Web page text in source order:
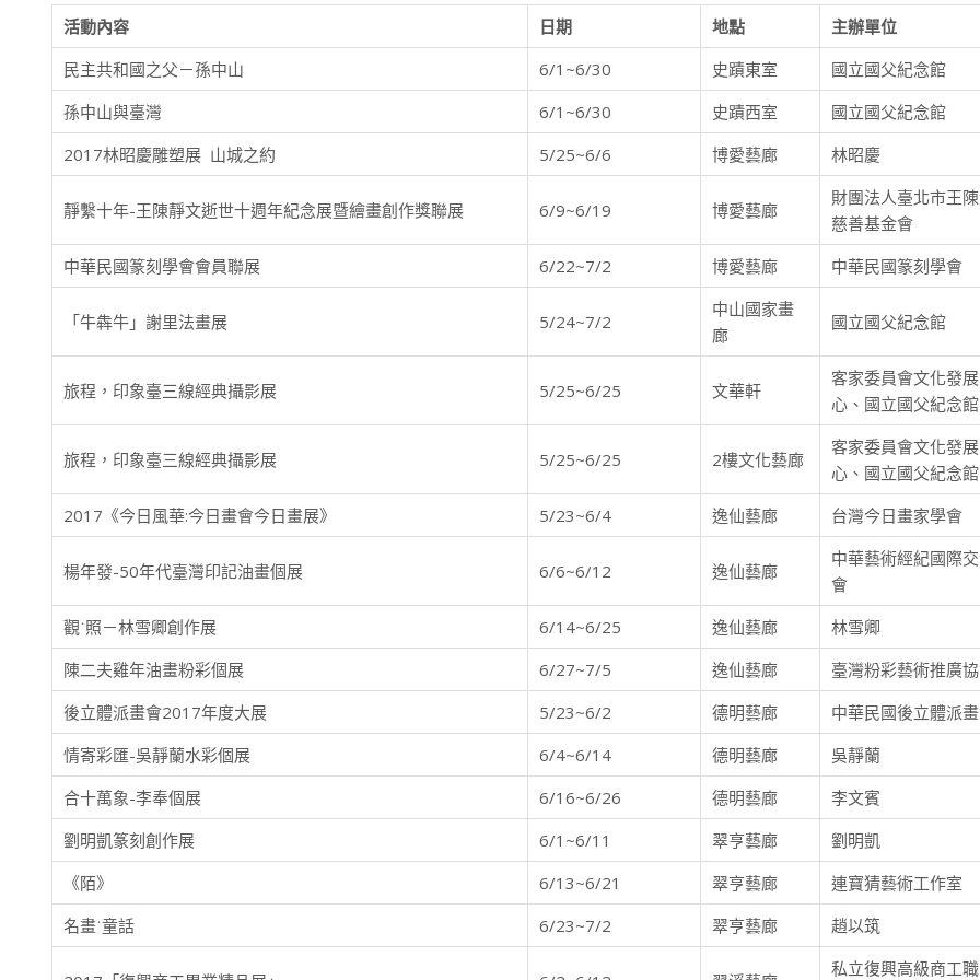
活動內容 日期 地點
主辦單位
民主共和國之父－孫中山
6/1~6/30 史蹟東室
國立國父紀念館
孫中山與臺灣
6/1~6/30 史蹟西室
國立國父紀念館
2017林昭慶雕塑展 山城之約
5/25~6/6 博愛藝廊 林昭慶
靜繫十年-王陳靜文逝世十週年紀念展暨繪畫創作獎聯展 6/9~6/19 博愛藝廊
財團法人臺北市王
慈善基金會
中華民國篆刻學會會員聯展
6/22~7/2 博愛藝廊 中華民國篆刻學會
「牛犇牛」謝里法畫展 5/24~7/2
中山國家畫
廊
國立國父紀念館
旅程，印象臺三線經典攝影展 5/25~6/25 文華軒
客家委員會文化發
心、國立國父紀念館
旅程，印象臺三線經典攝影展 5/25~6/25 2樓文化藝廊
客家委員會文化發
心、國立國父紀念館
2017《今日風華:今日畫會今日畫展》
5/23~6/4 逸仙藝廊 台灣今日畫家學會
楊年發-50年代臺灣印記油畫個展 6/6~6/12 逸仙藝廊
中華藝術經紀國際
會
觀˙照－林雪卿創作展
6/14~6/25 逸仙藝廊
林雪卿
陳二夫雞年油畫粉彩個展
6/27~7/5 逸仙藝廊
臺灣粉彩藝術推廣
後立體派畫會2017年度大展
5/23~6/2 德明藝廊
中華民國後立體派
情寄彩匯-吳靜蘭水彩個展
6/4~6/14 德明藝廊
吳靜蘭
合十萬象-李奉個展
6/16~6/26 德明藝廊
李文賓
劉明凱篆刻創作展
6/1~6/11 翠亨藝廊
劉明凱
《陌》
6/13~6/21 翠亨藝廊
連寶猜藝術工作室
名畫˙童話
6/23~7/2 翠亨藝廊 趙以筑
私立復興高級商工